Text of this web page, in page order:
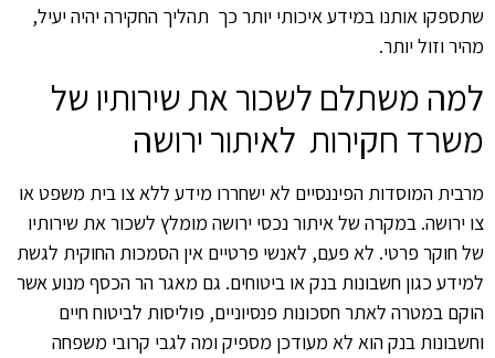
שתספקו אותנו במידע איכותי יותר כך תהליך החקירה יהיה יעיל,
מהיר וזול יותר.
למה משתלם לשכור את שירותיו של
משרד חקירות לאיתור ירושה
מרבית המוסדות הפיננסיים לא ישחררו מידע ללא צו בית משפט או
צו ירושה. במקרה של איתור נכסי ירושה מומלץ לשכור את שירותיו
של חוקר פרטי. לא פעם, לאנשי פרטיים אין הסמכות החוקית לגשת
למידע כגון חשבונות בנק או ביטוחים. גם מאגר הר הכסף מנוע אשר
הוקם במטרה לאתר חסכונות פנסיוניים, פוליסות לביטוח חיים
וחשבונות בנק הוא לא מעודכן מספיק ומה לגבי קרובי משפחה